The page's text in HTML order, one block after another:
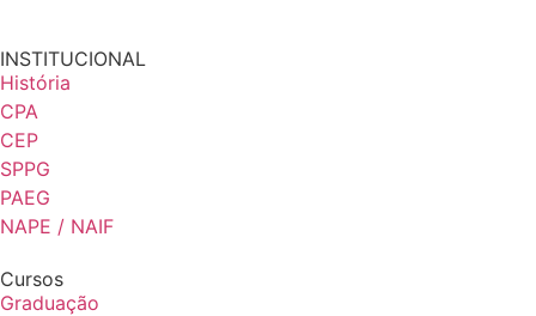
INSTITUCIONAL
História
CPA
CEP
SPPG
PAEG
NAPE / NAIF
Cursos
Graduação